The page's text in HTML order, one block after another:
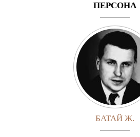
ПЕРСОНА
БАТАЙ Ж.